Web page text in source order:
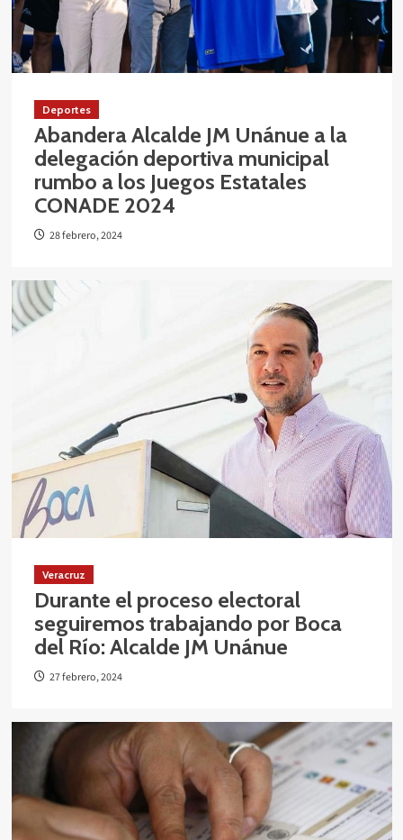
Deportes
Abandera Alcalde JM Unánue a la
delegación deportiva municipal
rumbo a los Juegos Estatales
CONADE 2024
28 febrero, 2024
Veracruz
Durante el proceso electoral
seguiremos trabajando por Boca
del Río: Alcalde JM Unánue
27 febrero, 2024